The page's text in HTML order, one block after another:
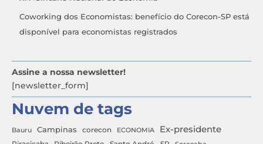
Coworking dos Economistas: benefício do Corecon-SP está
disponível para economistas registrados
Assine a nossa newsletter!
[newsletter_form]
Nuvem de tags
Bauru Campinas corecon ECONOMIA Ex-presidente